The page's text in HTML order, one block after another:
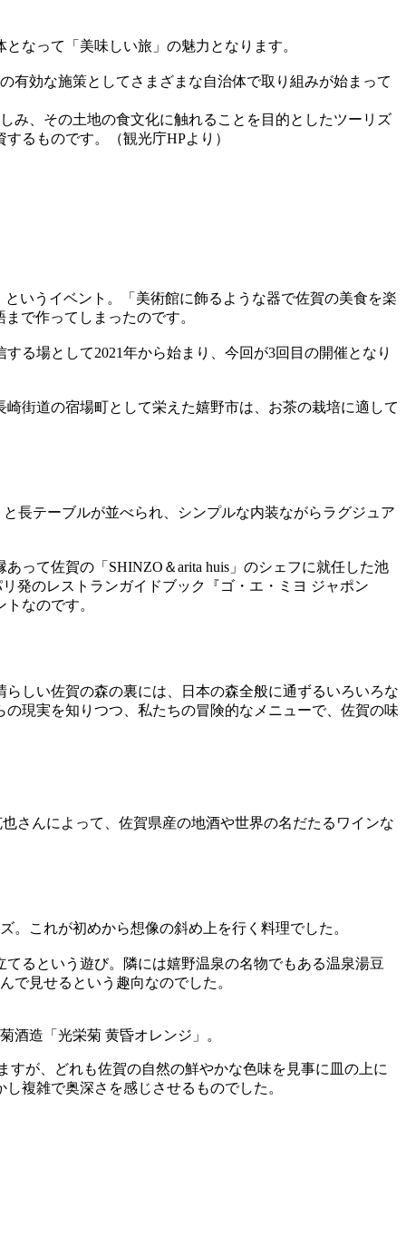
なって「美味しい旅」の魅力となります。
効な施策としてさまざまな自治体で取り組みが始まって
み、その土地の食文化に触れることを目的としたツーリズ
るものです。（観光庁HPより）
いうイベント。「美術館に飾るような器で佐賀の美食を楽
で作ってしまったのです。
る場として2021年から始まり、今回が3回目の開催となり
街道の宿場町として栄えた嬉野市は、お茶の栽培に適して
長テーブルが並べられ、シンプルな内装ながらラグジュア
って佐賀の「SHINZO＆arita huis」のシェフに就任した池
発のレストランガイドブック『ゴ・エ・ミヨ ジャポン
なのです。
しい佐賀の森の裏には、日本の森全般に通ずるいろいろな
現実を知りつつ、私たちの冒険的なメニューで、佐賀の味
さんによって、佐賀県産の地酒や世界の名だたるワインな
。これが初めから想像の斜め上を行く料理でした。
るという遊び。隣には嬉野温泉の名物でもある温泉湯豆
で見せるという趣向なのでした。
酒造「光栄菊 黄昏オレンジ」。
が、どれも佐賀の自然の鮮やかな色味を見事に皿の上に
複雑で奥深さを感じさせるものでした。